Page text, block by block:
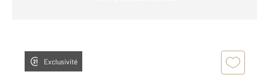
Exclusivité